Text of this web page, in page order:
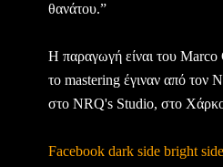
θανάτου.”
Η παραγωγή είναι του Marco
το mastering έγιναν από τον
στο NRQ's Studio, στο
Facebook dark side bright side